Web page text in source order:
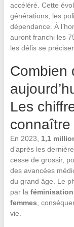
accéléré. Cette
générations, les
dépendance. À
auront franchi les
les défis se
Combien
Les
connaître
En 2023, 1,1
d’après les
cesse de grossir,
des avancées
du grand âge. Le
par la féminisation
femmes ,
vie.